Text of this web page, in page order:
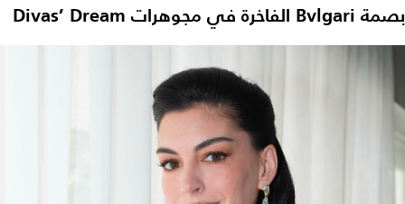
بصمة Bvlgari الفاخرة في مجوهرات Divas’ Dream